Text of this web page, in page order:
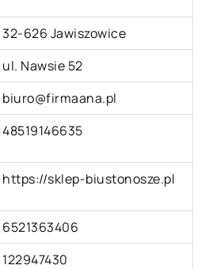
32-626 Jawiszowice
ul. Nawsie 52
biuro@firmaana.pl
48519146635
https://sklep-biustonosze.pl
6521363406
122947430